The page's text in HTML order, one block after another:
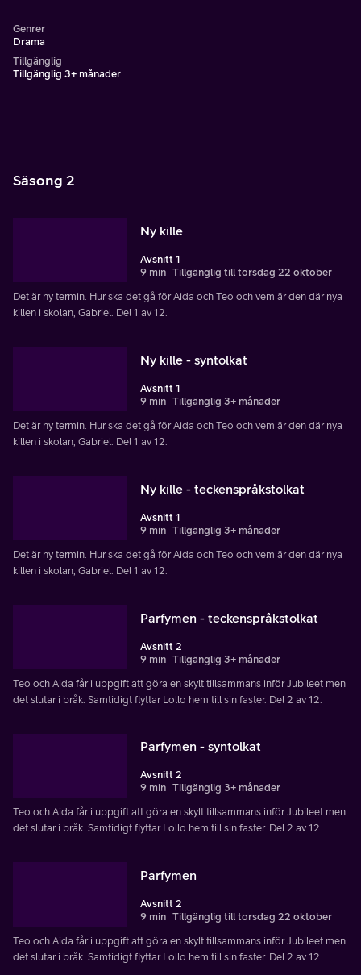
Genrer
Drama
Tillgänglig
Tillgänglig 3+ månader
Säsong 2
Ny kille
Avsnitt 1
9 min Tillgänglig till torsdag 22 oktober
Det är ny termin. Hur ska det gå för Aida och Teo och vem är den där nya
killen i skolan, Gabriel. Del 1 av 12.
Ny kille - syntolkat
Avsnitt 1
9 min Tillgänglig 3+ månader
Det är ny termin. Hur ska det gå för Aida och Teo och vem är den där nya
killen i skolan, Gabriel. Del 1 av 12.
Ny kille - teckenspråkstolkat
Avsnitt 1
9 min Tillgänglig 3+ månader
Det är ny termin. Hur ska det gå för Aida och Teo och vem är den där nya
killen i skolan, Gabriel. Del 1 av 12.
Parfymen - teckenspråkstolkat
Avsnitt 2
9 min Tillgänglig 3+ månader
Teo och Aida får i uppgift att göra en skylt tillsammans inför Jubileet men
det slutar i bråk. Samtidigt flyttar Lollo hem till sin faster. Del 2 av 12.
Parfymen - syntolkat
Avsnitt 2
9 min Tillgänglig 3+ månader
Teo och Aida får i uppgift att göra en skylt tillsammans inför Jubileet men
det slutar i bråk. Samtidigt flyttar Lollo hem till sin faster. Del 2 av 12.
Parfymen
Avsnitt 2
9 min Tillgänglig till torsdag 22 oktober
Teo och Aida får i uppgift att göra en skylt tillsammans inför Jubileet men
det slutar i bråk. Samtidigt flyttar Lollo hem till sin faster. Del 2 av 12.